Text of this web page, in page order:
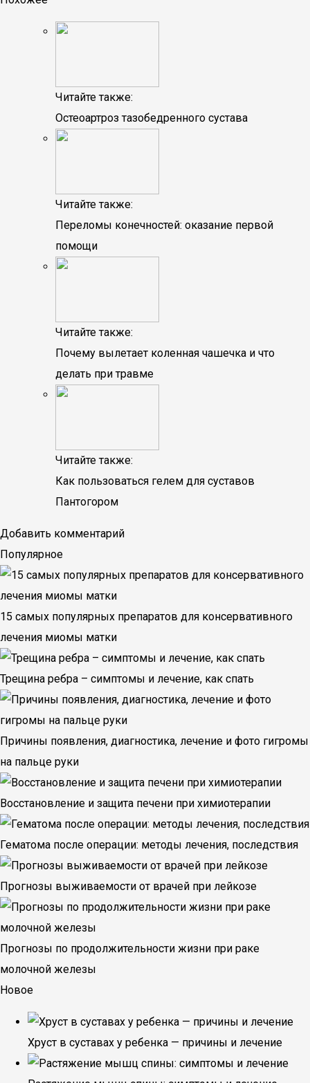
Читайте также:
Остеоартроз тазобедренного сустава
Читайте также:
Переломы конечностей: оказание первой
помощи
Читайте также:
Почему вылетает коленная чашечка и что
делать при травме
Читайте также:
Как пользоваться гелем для суставов
Пантогором
Добавить комментарий
Популярное
15 самых популярных препаратов для консервативного
лечения миомы матки
Трещина ребра – симптомы и лечение, как спать
Причины появления, диагностика, лечение и фото гигромы
на пальце руки
Восстановление и защита печени при химиотерапии
Гематома после операции: методы лечения, последствия
Прогнозы выживаемости от врачей при лейкозе
Прогнозы по продолжительности жизни при раке
молочной железы
Новое
Хруст в суставах у ребенка — причины и лечение